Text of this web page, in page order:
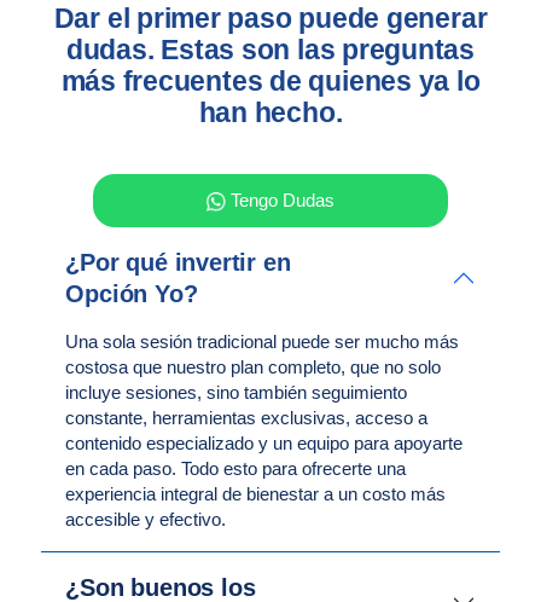
Dar el primer paso puede generar
dudas. Estas son las preguntas
más frecuentes de quienes ya lo
han hecho.
Tengo Dudas
¿Por qué invertir en
Opción Yo?
Una sola sesión tradicional puede ser mucho más
costosa que nuestro plan completo, que no solo
incluye sesiones, sino también seguimiento
constante, herramientas exclusivas, acceso a
contenido especializado y un equipo para apoyarte
en cada paso. Todo esto para ofrecerte una
experiencia integral de bienestar a un costo más
accesible y efectivo.
¿Son buenos los